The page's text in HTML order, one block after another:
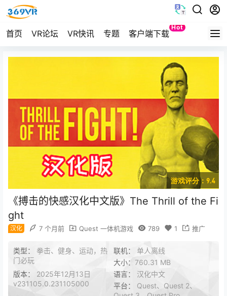
首页 VR论坛 VR快讯 专题 客户端下载
Hot
Quest
游戏评分：9.4
《搏击的快感汉化中文版》The Thrill of the Fi
ght
汉化 7 个月前 Quest 一体机游戏 789 1 推广
类型： 拳击、健身、运动，热
门必玩
联机： 单人离线
大小： 760.31 MB
版本： 2025年12月13日
v231105.0.231105000
语言： 汉化中文
平台： Quest、Quest 2、